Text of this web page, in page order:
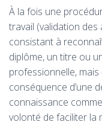
À la fois une
travail (validation des
consistant à
diplôme, un titre ou
professionnelle,
conséquence d’une
connaissance
volonté de faciliter la